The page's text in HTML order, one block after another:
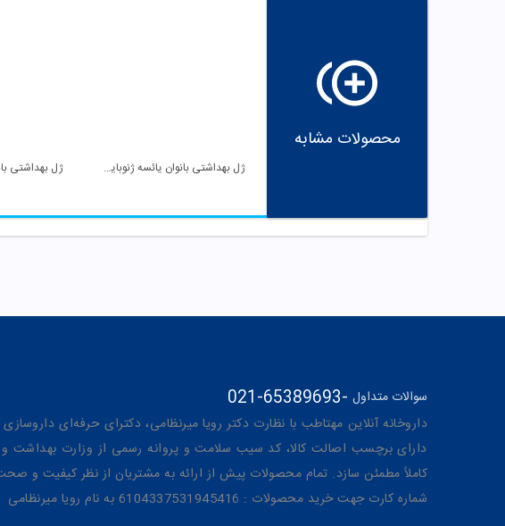
محصولات مشابه
ژل بهداشتی بانوان یائسه ژنوبایوتیک ژل بهداشتی
021-65389693 سوالات متداول -
داروخانه آنلاین مهتاطب با نظارت دکتر رویا میرنظامی، دکترای حرفه‌ای داروسازی شماره نظام
دارای برچسب اصالت کالا، کد سیب سلامت و پروانه رسمی از وزارت بهداشت
کاملاً مطمئن سازد. تمام محصولات پیش از ارائه به مشتریان از نظر کیفیت و
شماره کارت جهت خرید محصولات : 6104337531945416 به نام رویا میرنظامی